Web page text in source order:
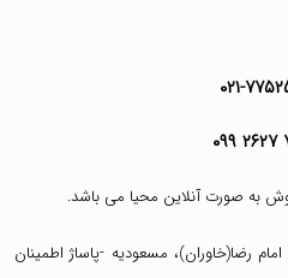
۷۳۵۵
به صورت آنلاین محیا می باشد.
رضا(خاوران)، مسعودیه -پاساژ اطمینان